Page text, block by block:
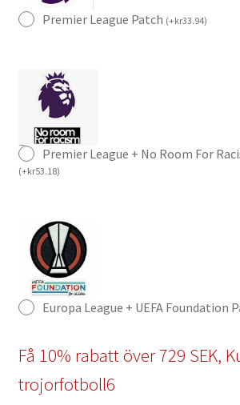
Premier League Patch (+kr33.94)
Premier League + No Room For
(+kr53.18)
Europa League + UEFA Foundation
Få 10% rabatt över 729 SEK,
trojorfotboll6